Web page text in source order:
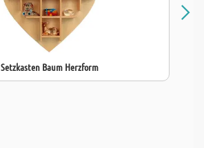
Setzkasten Baum Herzform